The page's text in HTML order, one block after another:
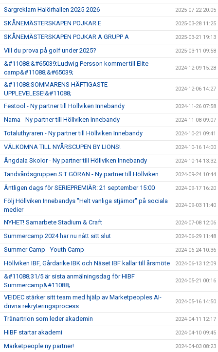
Sargreklam Halörhallen 2025-2026 2025-07-22 20:05
SKÅNEMÄSTERSKAPEN POJKAR E 2025-03-28 11:25
SKÅNEMÄSTERSKAPEN POJKAR A GRUPP A 2025-03-21 19:13
Vill du prova på golf under 2025? 2025-03-11 09:58
&#11088;&#65039;Ludwig Persson kommer till Elite
camp&#11088;&#65039;
2024-12-09 15:28
&#11088;SOMMARENS HÄFTIGASTE
UPPLEVELESE!&#11088;
2024-12-06 14:27
Festool - Ny partner till Höllviken Innebandy 2024-11-26 07:58
Nama - Ny partner till Höllviken Innebandy 2024-11-08 09:07
Totaluthyraren - Ny partner till Höllviken Innebandy 2024-10-21 09:41
VÄLKOMNA TILL NYÅRSCUPEN BY LIONS! 2024-10-16 14:00
Ängdala Skolor - Ny partner till Höllviken Innebandy 2024-10-14 13:32
Tandvårdsgruppen S:T GÖRAN - Ny partner till Höllviken 2024-09-24 10:44
Äntligen dags för SERIEPREMIÄR: 21 september 15:00 2024-09-17 16:20
Följ Höllviken Innebandys "Helt vanliga stjärnor" på sociala
medier
2024-09-03 11:40
NYHET! Samarbete Stadium & Craft 2024-07-08 12:06
Summercamp 2024 har nu nått sitt slut 2024-06-29 11:48
Summer Camp - Youth Camp 2024-06-24 10:36
Höllviken IBF, Gårdarike IBK och Näset IBF kallar till årsmöte 2024-06-13 12:09
&#11088;31/5 är sista anmälningsdag för HIBF
Summercamp&#11088;
2024-05-21 00:16
VEIDEC stärker sitt team med hjälp av Marketpeoples AI-
drivna rekryteringsprocess
2024-05-16 14:50
Tränartrion som leder akademin 2024-04-11 12:17
HIBF startar akademi 2024-04-10 09:45
Marketpeople ny partner! 2024-04-03 08:23